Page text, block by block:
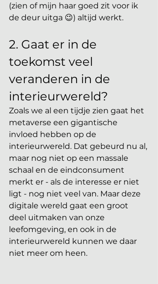
(zien of mijn haar goed zit voor ik
de deur uitga 😉) altijd werkt.
2. Gaat er in de
toekomst veel
veranderen in de
interieurwereld?
Zoals we al een tijdje zien gaat het
metaverse een gigantische
invloed hebben op de
interieurwereld. Dat gebeurd nu al,
maar nog niet op een massale
schaal en de eindconsument
merkt er - als de interesse er niet
ligt - nog niet veel van. Maar deze
digitale wereld gaat een groot
deel uitmaken van onze
leefomgeving, en ook in de
interieurwereld kunnen we daar
niet meer om heen.